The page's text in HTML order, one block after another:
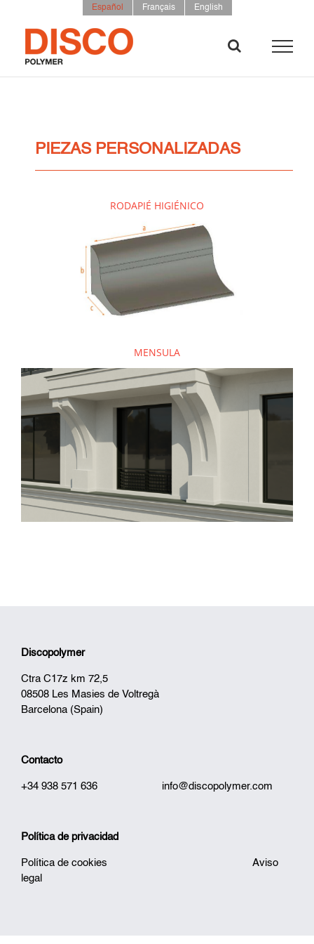
contenido
Español Français English
PIEZAS PERSONALIZADAS
RODAPIÉ HIGIÉNICO
MENSULA
Discopolymer
Ctra C17z km 72,5
08508 Les Masies de Voltregà
Barcelona (Spain)
Contacto
+34 938 571 636 info@discopolymer.com
Política de privacidad
Política de cookies Aviso
legal